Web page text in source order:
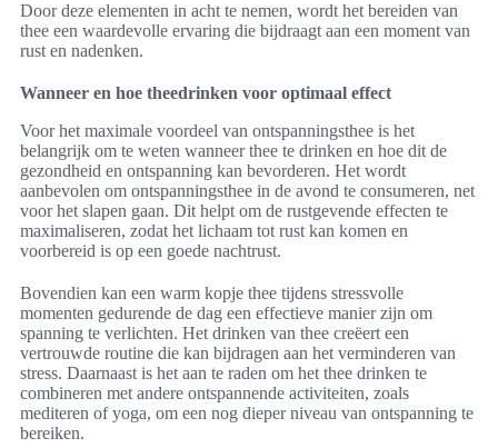
Door deze elementen in acht te nemen, wordt het bereiden van
thee een waardevolle ervaring die bijdraagt aan een moment van
rust en nadenken.
Wanneer en hoe theedrinken voor optimaal effect
Voor het maximale voordeel van ontspanningsthee is het
belangrijk om te weten wanneer thee te drinken en hoe dit de
gezondheid en ontspanning kan bevorderen. Het wordt
aanbevolen om ontspanningsthee in de avond te consumeren, net
voor het slapen gaan. Dit helpt om de rustgevende effecten te
maximaliseren, zodat het lichaam tot rust kan komen en
voorbereid is op een goede nachtrust.
Bovendien kan een warm kopje thee tijdens stressvolle
momenten gedurende de dag een effectieve manier zijn om
spanning te verlichten. Het drinken van thee creëert een
vertrouwde routine die kan bijdragen aan het verminderen van
stress. Daarnaast is het aan te raden om het thee drinken te
combineren met andere ontspannende activiteiten, zoals
mediteren of yoga, om een nog dieper niveau van ontspanning te
bereiken.